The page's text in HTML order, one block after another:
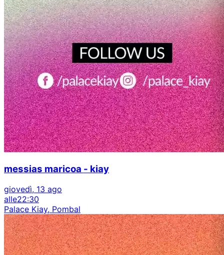
messias maricoa - kiay
giovedì, 13 ago
alle22:30
Palace Kiay, Pombal